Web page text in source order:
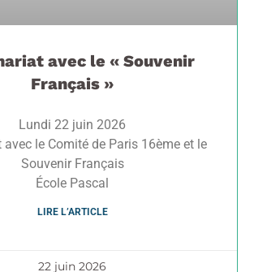
avec le « Souvenir
Français »
Lundi 22 juin 2026
avec le Comité de Paris 16ème et le
Souvenir Français
École Pascal
LIRE L’ARTICLE
22 juin 2026